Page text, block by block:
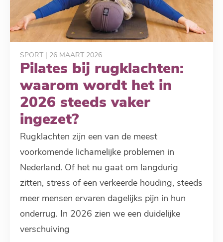
SPORT | 26 MAART 2026
Pilates bij rugklachten:
waarom wordt het in
2026 steeds vaker
ingezet?
Rugklachten zijn een van de meest
voorkomende lichamelijke problemen in
Nederland. Of het nu gaat om langdurig
zitten, stress of een verkeerde houding, steeds
meer mensen ervaren dagelijks pijn in hun
onderrug. In 2026 zien we een duidelijke
verschuiving